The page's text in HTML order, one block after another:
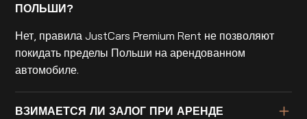
ПОЛЬШИ?
Нет, правила JustCars Premium Rent не позволяют
покидать пределы Польши на арендованном
автомобиле.
ВЗИМАЕТСЯ ЛИ ЗАЛОГ ПРИ АРЕНДЕ